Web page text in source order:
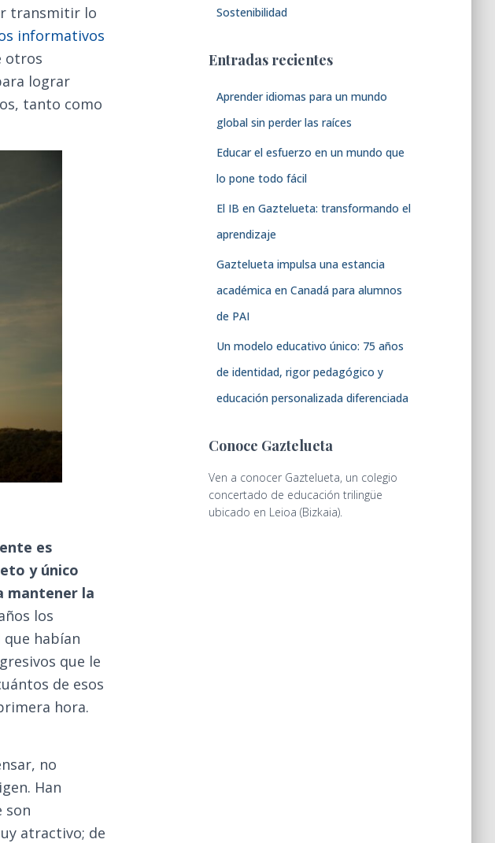
transmitir lo
informativos
otros
lograr
tanto como
es
y único
mantener la
los
habían
que le
de esos
hora.
no
Han
son
atractivo; de
Sostenibilidad
Entradas recientes
Aprender idiomas para un mundo
global sin perder las raíces
Educar el esfuerzo en un mundo que
lo pone todo fácil
El IB en Gaztelueta: transformando el
aprendizaje
Gaztelueta impulsa una estancia
académica en Canadá para alumnos
de PAI
Un modelo educativo único: 75 años
de identidad, rigor pedagógico y
educación personalizada diferenciada
Conoce Gaztelueta
Ven a conocer Gaztelueta, un colegio
concertado de educación trilingüe
ubicado en Leioa (Bizkaia).